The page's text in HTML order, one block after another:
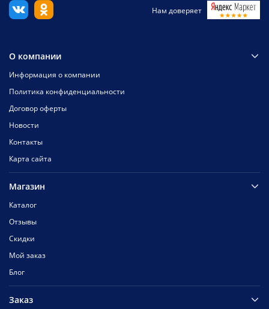
Нам доверяет
О компании
Информация о компании
Политика конфиденциальности
Договор оферты
Новости
Контакты
Карта сайта
Магазин
Каталог
Отзывы
Скидки
Мой заказ
Блог
Заказ